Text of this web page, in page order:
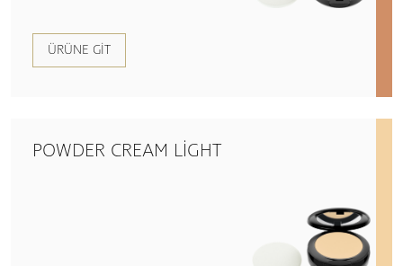
ÜRÜNE GIT
POWDER CREAM LIGHT